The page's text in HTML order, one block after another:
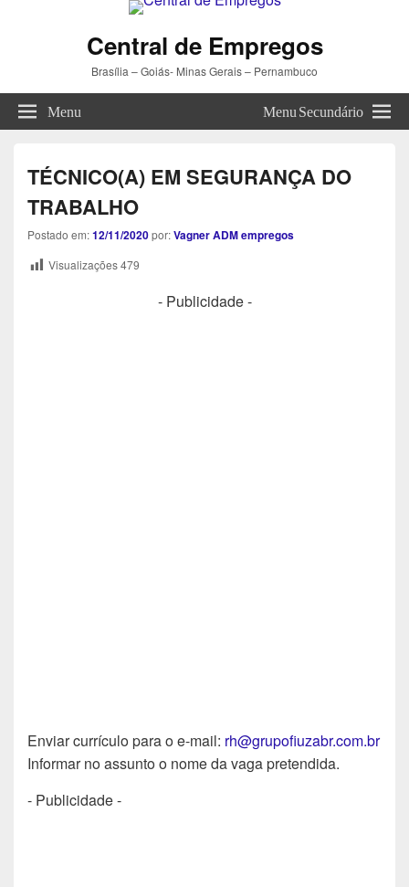
Central de Empregos
Brasília – Goiás- Minas Gerais – Pernambuco
Menu Menu Secundário
TÉCNICO(A) EM SEGURANÇA DO
TRABALHO
Postado em:12/11/2020por:Vagner ADM empregos
Visualizações479
- Publicidade -
Enviar currículo para o e-mail: rh@grupofiuzabr.com.br
Informar no assunto o nome da vaga pretendida.
- Publicidade -